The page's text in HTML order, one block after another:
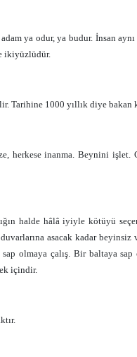
ya odur, ya budur. İnsan
ikiyüzlüdür.
1000 yıllık diye bakan
herkese inanma. Beynini işlet.
halde hâlâ iyiyle kötüyü
asacak kadar
olmaya çalış. Bir baltaya
içindir.